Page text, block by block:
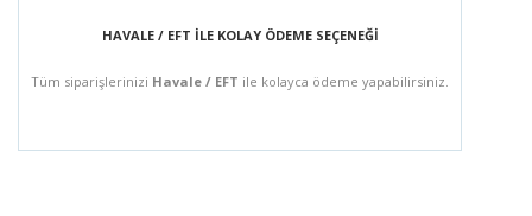
HAVALE / EFT İLE KOLAY ÖDEME SEÇENEĞİ
Tüm siparişlerinizi Havale / EFT ile kolayca ödeme yapabilirsiniz.